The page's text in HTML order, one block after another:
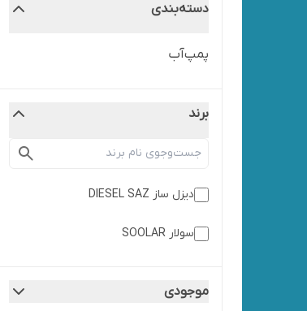
دسته‌بندی
پمپ‌آب
برند
دیزل ساز DIESEL SAZ
سولار SOOLAR
موجودی